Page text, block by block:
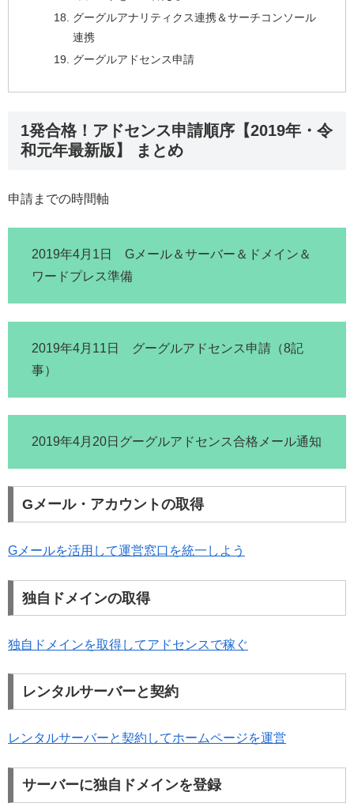
グーグルアナリティクス連携＆サーチコンソール
連携
グーグルアドセンス申請
1発合格！アドセンス申請順序【2019年・令
和元年最新版】 まとめ
申請までの時間軸
2019年4月1日 Gメール＆サーバー＆ドメイン＆
ワードプレス準備
2019年4月11日 グーグルアドセンス申請（8記
事）
2019年4月20日グーグルアドセンス合格メール通知
Gメール・アカウントの取得
Gメールを活用して運営窓口を統一しよう
独自ドメインの取得
独自ドメインを取得してアドセンスで稼ぐ
レンタルサーバーと契約
レンタルサーバーと契約してホームページを運営
サーバーに独自ドメインを登録